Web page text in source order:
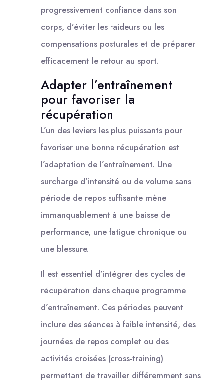
progressivement confiance dans son
corps, d’éviter les raideurs ou les
compensations posturales et de préparer
efficacement le retour au sport.
Adapter l’entraînement
pour favoriser la
récupération
L’un des leviers les plus puissants pour
favoriser une bonne récupération est
l’adaptation de l’entraînement. Une
surcharge d’intensité ou de volume sans
période de repos suffisante mène
immanquablement à une baisse de
performance, une fatigue chronique ou
une blessure.
Il est essentiel d’intégrer des cycles de
récupération dans chaque programme
d’entraînement. Ces périodes peuvent
inclure des séances à faible intensité, des
journées de repos complet ou des
activités croisées (cross-training)
permettant de travailler différemment sans